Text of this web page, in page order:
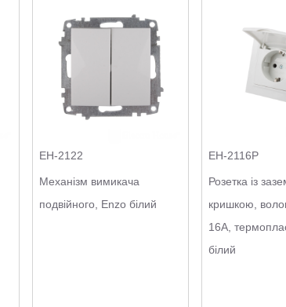
EH-2122
Механізм вимикача
подвійного, Enzo білий
EH-2116P
Розетка із
кришкою,
16А,
білий